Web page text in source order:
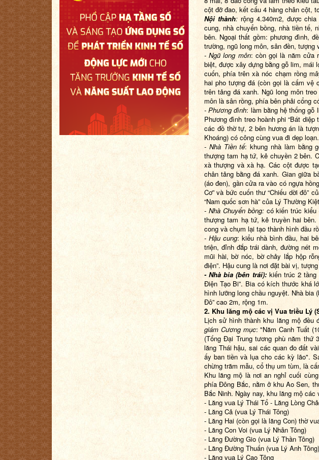
cột đỡ đao, kết cấu 4 hàng chân cột,
Nội thành:rộng 4.340m2, được
cung, nhà chuyển bồng, nhà tiền tế,
bên. Ngoại thất gồm: phương đình,
trường, ngũ long môn, sân đền,
- Ngũ long môn: còn gọi là năm cửa
biệt, được xây dựng bằng gỗ lim, mái
cuốn, phía trên xà nóc chạm rồng
hai pho tượng đá (còn gọi là cấm vệ
trên tảng đá xanh. Ngũ long môn
môn là sân rồng, phía bên phải cổng
- Phương đình: làm bằng hệ thống gỗ
Phương đình treo hoành phi “Bát diệp
các đồ thờ tự, 2 bên hương án là
Khoáng) có công cùng vua đi dẹp loạn.
- Nhà Tiền tế: khung nhà làm bằng
thượng tam hạ tứ, kẻ chuyền 2 bên.
xà thượng và xà hạ. Các cột được
chân tảng bằng đá xanh. Gian giữa
(áo đen), gần cửa ra vào có ngựa
Cơ” và bức cuốn thư “Chiếu dời đô”
“Nam quốc sơn hà” của Lý Thường
- Nhà Chuyển bồng: có kiến trúc
thượng tam hạ tứ, kẻ truyền hai
cong và chụm lại tạo thành hình đầu
- Hậu cung: kiểu nhà bình đầu, hai
triện, đỉnh đắp trái dành, đường nét
mũi hài, bờ nóc, bờ chảy lắp hộp
điện”. Hậu cung là nơi đặt bài vị,
- Nhà bia (bên trái):kiến trúc 2 tầng
Điện Tạo Bi”. Bia có kích thước khá
hình lưỡng long chầu nguyệt. Nhà bia
Đô” cao 2m, rộng 1m.
2. Khu lăng mộ các vị Vua triều Lý
Lịch sử hình thành khu lăng mộ
giám Cương mục: "Năm Canh Tuất
(Tống Đại Trung tương phù năm thứ
lăng Thái hậu, sai các quan đo đất
ấy ban tiền và lụa cho các kỳ lão".
chừng trăm mẫu, cổ thụ um tùm, là
Khu lăng mộ là nơi an nghỉ cuối
phía Đông Bắc, nằm ở khu Ao Sen,
Bắc Ninh. Ngày nay, khu lăng mộ
- Lăng vua Lý Thái Tổ - Lăng Lòng
- Lăng Cả (vua Lý Thái Tông)
- Lăng Hai (còn gọi là lăng Con) thờ
- Lăng Con Voi (vua Lý Nhân Tông)
- Lăng Đường Gio (vua Lý Thần Tông)
- Lăng Đường Thuấn (vua Lý Anh Tông)
- Lăng vua Lý Cao Tông